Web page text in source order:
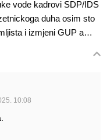
vode kadrovi SDP/IDS
duha osim sto
i izmjeni GUP a…
10:08